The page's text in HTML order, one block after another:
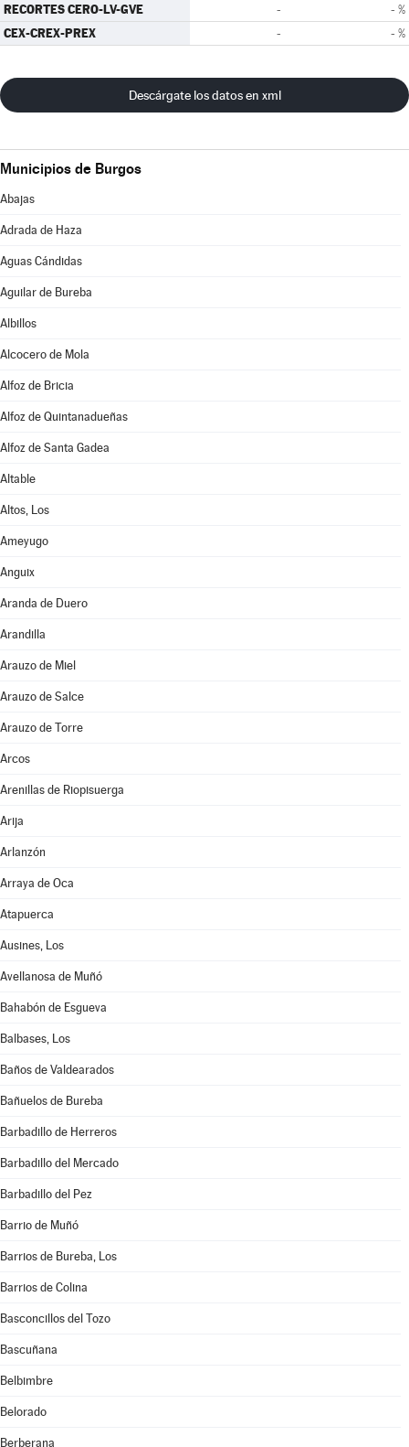
RECORTES CERO-LV-GVE - - %
CEX-CREX-PREX - - %
Descárgate los datos en xml
Municipios de Burgos
Abajas
Adrada de Haza
Aguas Cándidas
Aguilar de Bureba
Albillos
Alcocero de Mola
Alfoz de Bricia
Alfoz de Quintanadueñas
Alfoz de Santa Gadea
Altable
Altos, Los
Ameyugo
Anguix
Aranda de Duero
Arandilla
Arauzo de Miel
Arauzo de Salce
Arauzo de Torre
Arcos
Arenillas de Riopisuerga
Arija
Arlanzón
Arraya de Oca
Atapuerca
Ausines, Los
Avellanosa de Muñó
Bahabón de Esgueva
Balbases, Los
Baños de Valdearados
Bañuelos de Bureba
Barbadillo de Herreros
Barbadillo del Mercado
Barbadillo del Pez
Barrio de Muñó
Barrios de Bureba, Los
Barrios de Colina
Basconcillos del Tozo
Bascuñana
Belbimbre
Belorado
Berberana